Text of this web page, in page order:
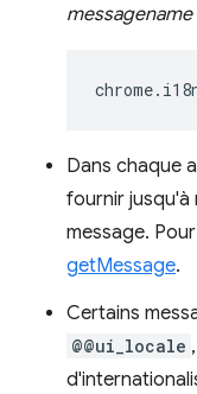
messagename
chrome.
Dans chaque
fournir jusqu'à
message.
getMessage.
Certains
@@ui_locale